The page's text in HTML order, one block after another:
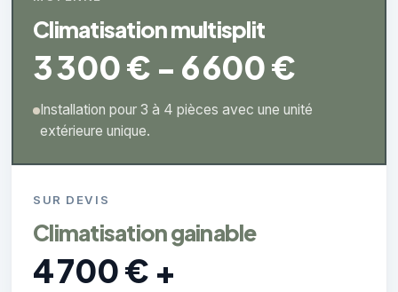
Climatisation multisplit
3 300 € - 6 600 €
Installation pour 3 à 4 pièces avec une unité
extérieure unique.
SUR DEVIS
Climatisation gainable
4 700 € +